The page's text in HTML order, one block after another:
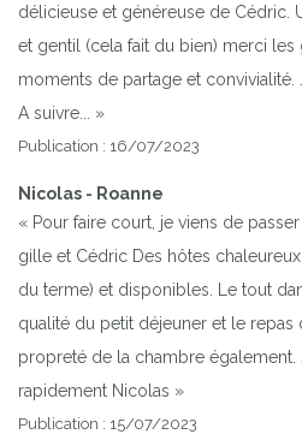
délicieuse et généreuse de Cédric.
et gentil (cela fait du bien) merci
moments de partage et convivialité.
A suivre... »
Publication : 16/07/2023
Nicolas - Roanne
« Pour faire court, je viens de
gille et Cédric Des hôtes
du terme) et disponibles. Le tout
qualité du petit déjeuner et le repas
propreté de la chambre également.
rapidement Nicolas »
Publication : 15/07/2023